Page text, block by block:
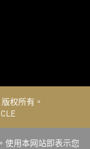
版权所有。
使用本网站即表示您